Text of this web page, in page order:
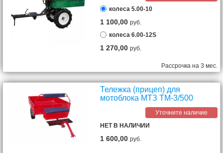
колеса 5.00-10
1 100,00руб.
колеса 6.00-12S
1 270,00руб.
Рассрочка на 3 мес.
Тележка (прицеп) для
мотоблока МТЗ ТМ-3/500
Уточните наличие
НЕТ В НАЛИЧИИ
1 600,00руб.